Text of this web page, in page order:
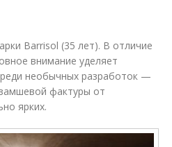
Barrisol (35 лет). В отличие
внимание уделяет
необычных разработок —
фактуры от
ярких.